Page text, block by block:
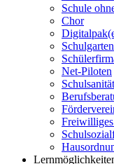
Schule
Chor
Schulgarten
Net-Piloten
Freiwilliges